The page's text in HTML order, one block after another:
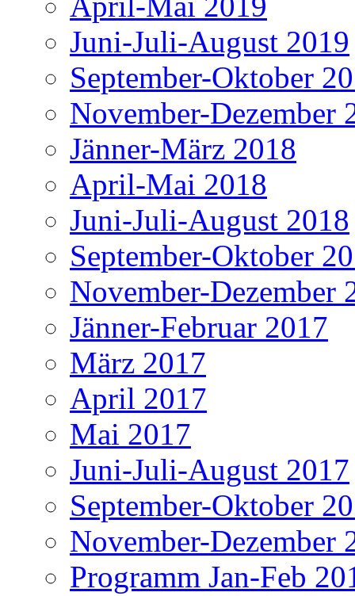
Juni-Juli-August 2019
September-Oktober
November-Dezember
Jänner-März 2018
April-Mai 2018
Juni-Juli-August 2018
September-Oktober
November-Dezember
Jänner-Februar 2017
März 2017
April 2017
Mai 2017
Juni-Juli-August 2017
September-Oktober
November-Dezember
Programm Jan-Feb